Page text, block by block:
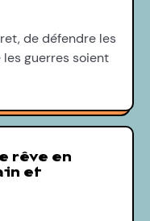
de défendre les
guerres soient
rêve en
et